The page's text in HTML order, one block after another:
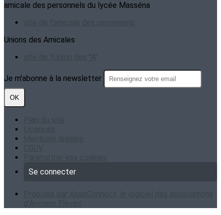
amicale des personnels du lycée Masséna
Unions des Amicales
Je m'abonne à la newsletter
OK
Se connecter